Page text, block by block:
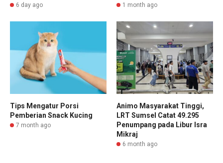
6 day ago 1 month ago
Tips Mengatur Porsi
Pemberian Snack Kucing
7 month ago
Animo Masyarakat Tinggi,
LRT Sumsel Catat 49.295
Penumpang pada Libur Isra
Mikraj
6 month ago